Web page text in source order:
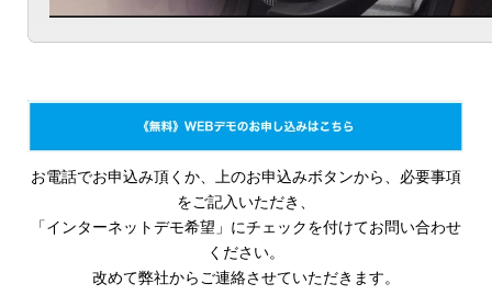
お電話でお申込み頂くか、上のお申込みボタンから、必要事項
をご記入いただき、
「インターネットデモ希望」にチェックを付けてお問い合わせ
ください。
改めて弊社からご連絡させていただきます。